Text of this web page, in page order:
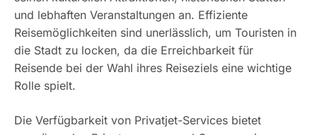
und lebhaften Veranstaltungen an. Effiziente
Reisemöglichkeiten sind unerlässlich, um Touristen in
die Stadt zu locken, da die Erreichbarkeit für
Reisende bei der Wahl ihres Reiseziels eine wichtige
Rolle spielt.
Die Verfügbarkeit von Privatjet-Services bietet